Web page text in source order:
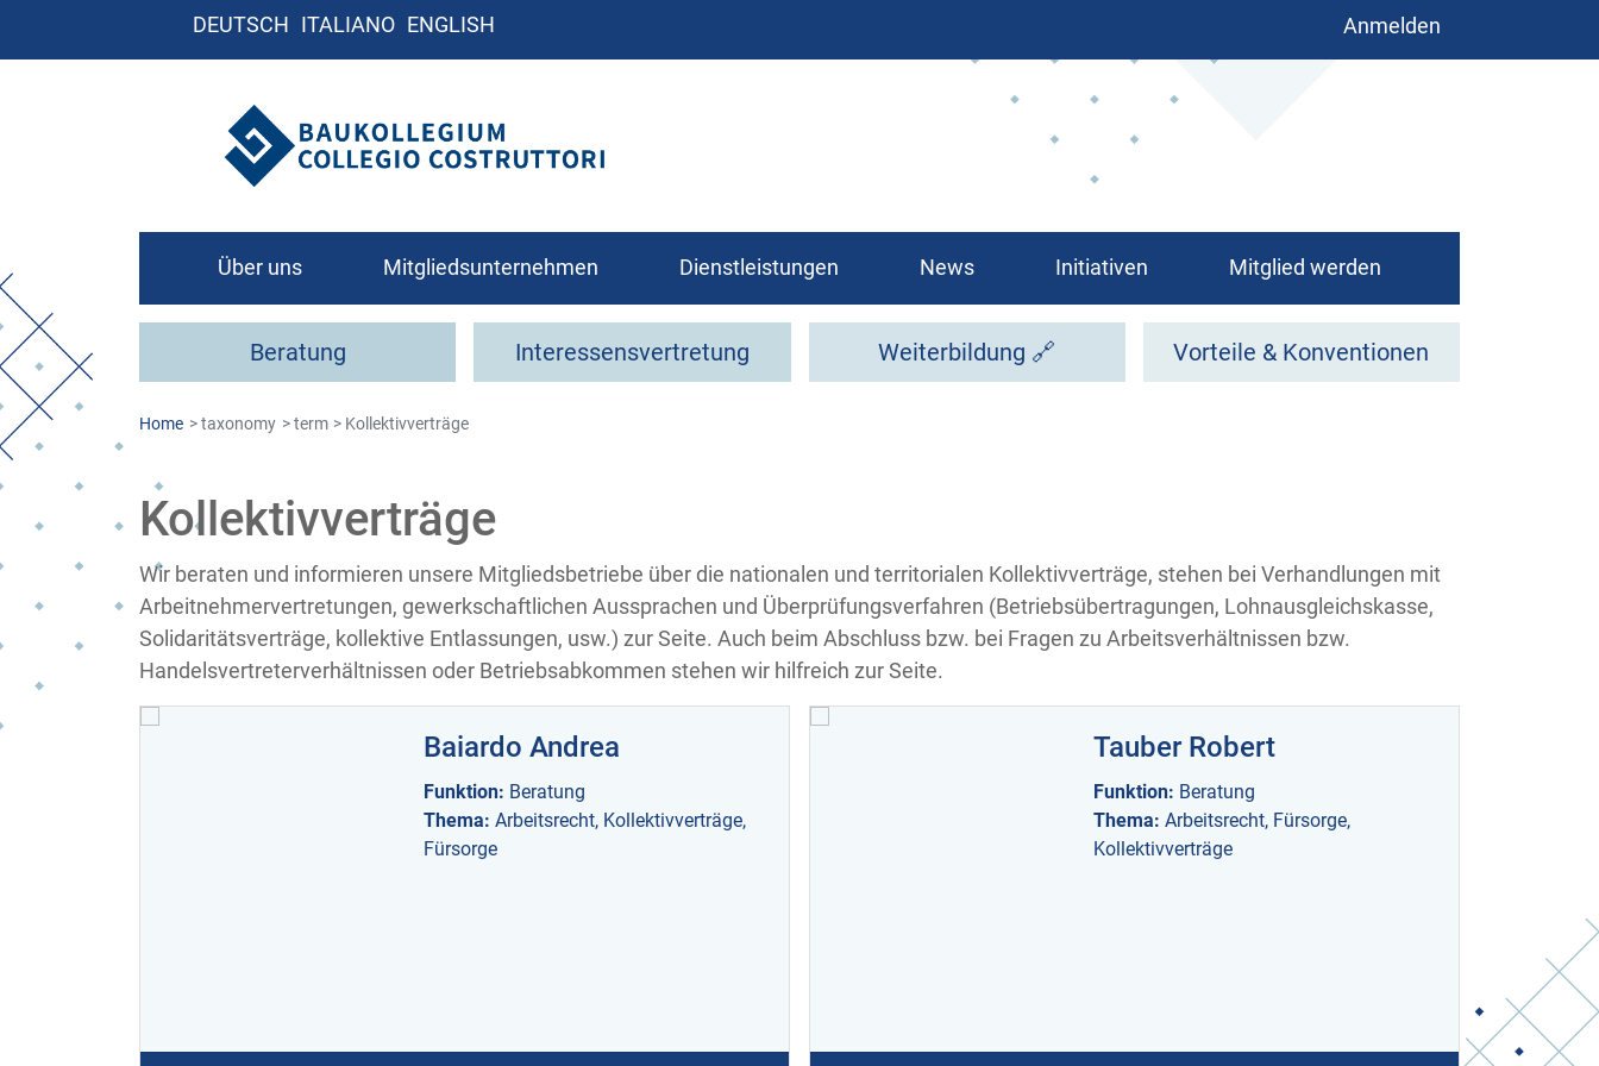
DEUTSCH ITALIANO ENGLISH Benutzermenü
Anmelden
Über uns
Leitbild
Organigramm
Kontakt
Mitgliedsunternehmen Dienstleistungen News Initiativen Mitglied werden
Beratung Interessensvertretung Weiterbildung 🔗 Vorteile & Konventionen
Home taxonomy term Kollektivverträge
Kollektivverträge
Wir beraten und informieren unsere Mitgliedsbetriebe über die nationalen und territorialen Kollektivverträge, stehen bei Verhandlungen mit
Arbeitnehmervertretungen, gewerkschaftlichen Aussprachen und Überprüfungsverfahren (Betriebsübertragungen, Lohnausgleichskasse,
Solidaritätsverträge, kollektive Entlassungen, usw.) zur Seite. Auch beim Abschluss bzw. bei Fragen zu Arbeitsverhältnissen bzw.
Handelsvertreterverhältnissen oder Betriebsabkommen stehen wir hilfreich zur Seite.
Baiardo Andrea
Funktion: Beratung
Thema: Arbeitsrecht, Kollektivverträge,
Fürsorge
Tauber Robert
Funktion: Beratung
Thema: Arbeitsrecht, Fürsorge,
Kollektivverträge